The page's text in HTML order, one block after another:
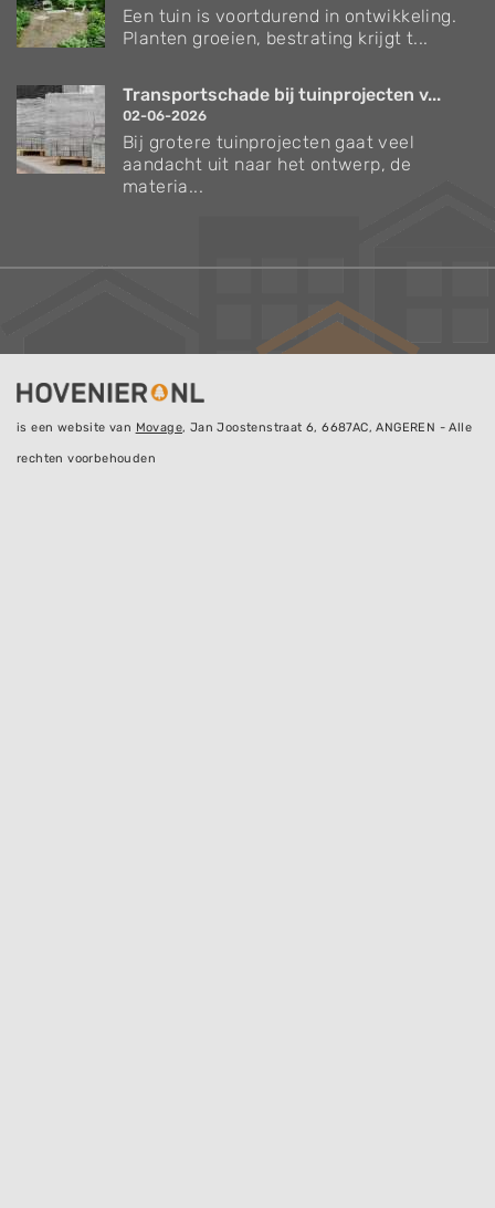
Een tuin is voortdurend in ontwikkeling.
Planten groeien, bestrating krijgt t...
Transportschade bij tuinprojecten v...
02-06-2026
Bij grotere tuinprojecten gaat veel
aandacht uit naar het ontwerp, de
materia...
is een website van Movage, Jan Joostenstraat 6, 6687AC, ANGEREN - Alle
rechten voorbehouden